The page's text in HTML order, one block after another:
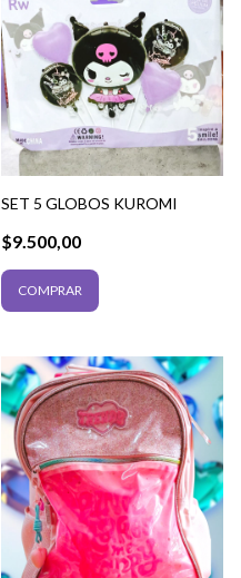
SET 5 GLOBOS KUROMI
$9.500,00